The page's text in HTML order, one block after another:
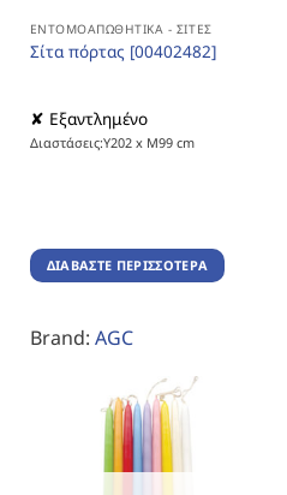
ΕΝΤΟΜΟΑΠΩΘΗΤΙΚΆ - ΣΊΤΕΣ
Σίτα πόρτας [00402482]
✘ Εξαντλημένο
Διαστάσεις:Υ202 x Μ99 cm
ΔΙΑΒΆΣΤΕ ΠΕΡΙΣΣΌΤΕΡΑ
Brand: AGC